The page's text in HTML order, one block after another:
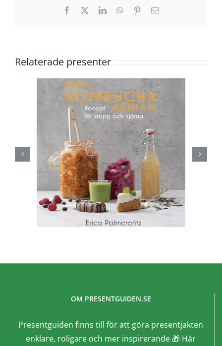
Facebook LinkedInWhatsApp
Pinterest
E-
Relaterade presenter
OM PRESENTGUIDEN.SE
Presentguiden finns till för att göra presentjakten
enklare, roligare och mer inspirerande 🎁 Här